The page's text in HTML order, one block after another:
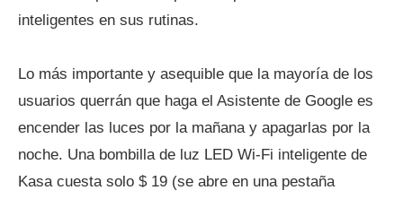
inteligentes en sus rutinas.
Lo más importante y asequible que la mayoría de los
usuarios querrán que haga el Asistente de Google es
encender las luces por la mañana y apagarlas por la
noche. Una bombilla de luz LED Wi-Fi inteligente de
Kasa cuesta solo $ 19 (se abre en una pestaña